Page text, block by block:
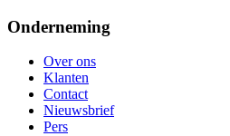
Onderneming
Over ons
Klanten
Contact
Nieuwsbrief
Pers